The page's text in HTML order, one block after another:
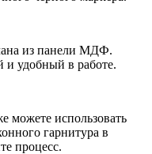
из панели МДФ.
и удобный в работе.
можете использовать
гарнитура в
процесс.